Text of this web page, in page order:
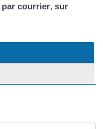
par courrier,sur